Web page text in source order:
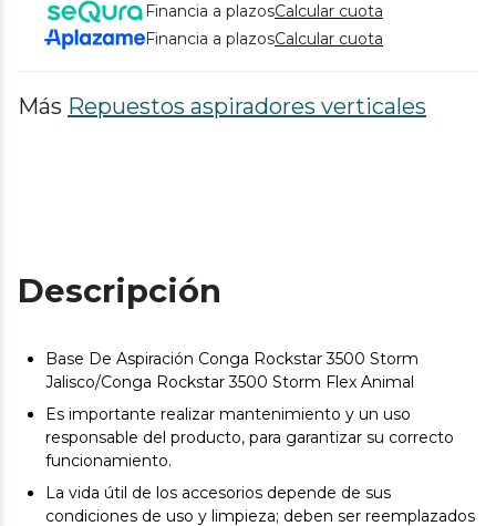
Financia a plazosCalcular cuota
Financia a plazosCalcular cuota
Más Repuestos aspiradores verticales
Descripción
Base De Aspiración Conga Rockstar 3500 Storm
Jalisco/Conga Rockstar 3500 Storm Flex Animal
Es importante realizar mantenimiento y un uso
responsable del producto, para garantizar su correcto
funcionamiento.
La vida útil de los accesorios depende de sus
condiciones de uso y limpieza; deben ser reemplazados